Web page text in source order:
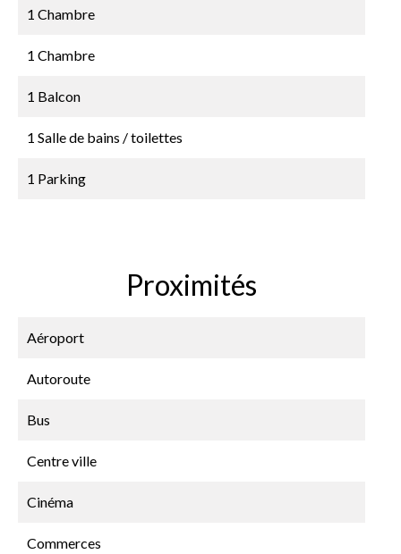
1 Chambre
1 Chambre
1 Balcon
1 Salle de bains / toilettes
1 Parking
Proximités
Aéroport
Autoroute
Bus
Centre ville
Cinéma
Commerces